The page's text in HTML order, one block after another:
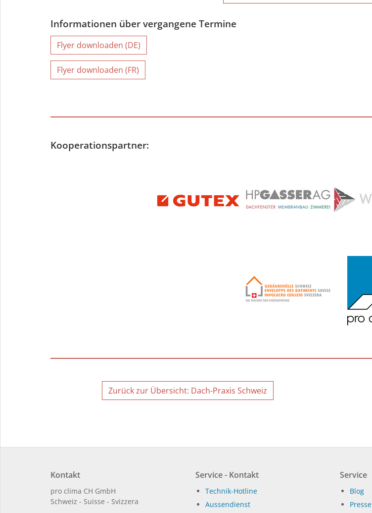
Informationen über vergangene Termine
Flyer downloaden (DE)
Flyer downloaden (FR)
Kooperationspartner:
Zurück zur Übersicht: Dach-Praxis Schweiz
Kontakt
pro clima CH GmbH
Schweiz - Suisse - Svizzera
Service - Kontakt
Technik-Hotline
Aussendienst
Service
Blog
Presse